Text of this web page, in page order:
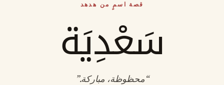
قصة اسمٍ من هدهد
سَعْدِيَة
“محظوظة، مباركة.”